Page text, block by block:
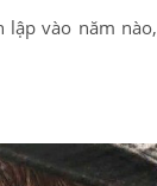
lập vào năm nào,